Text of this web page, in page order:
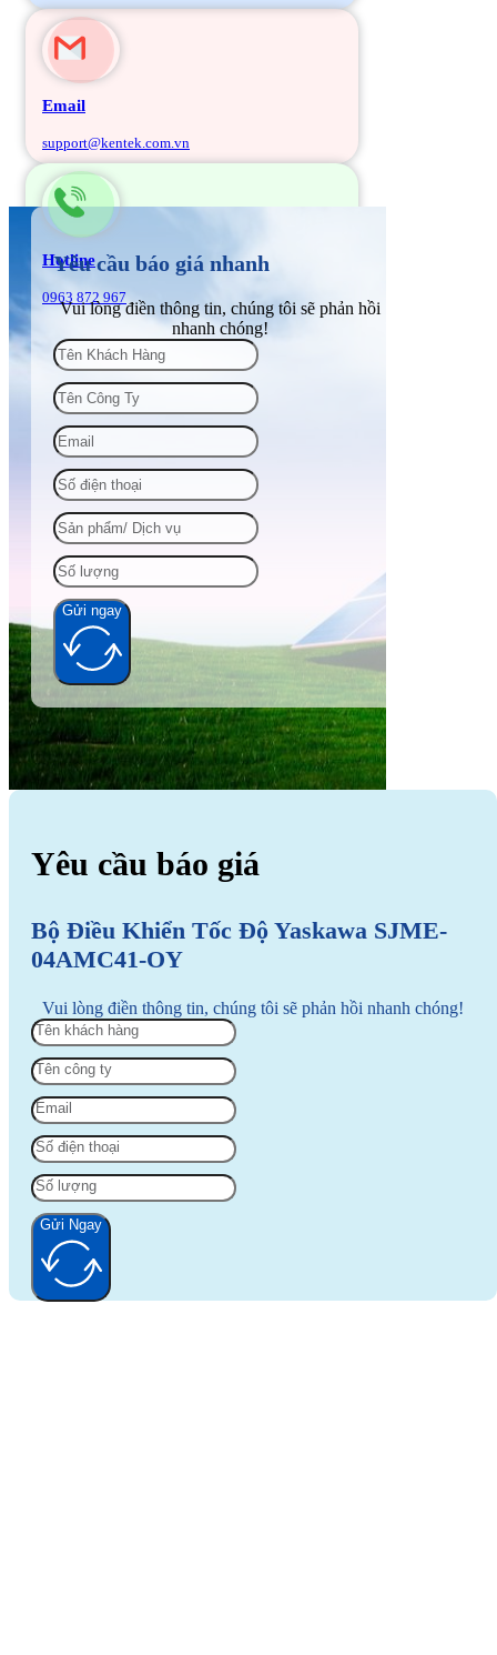
Email
support@kentek.com.vn
Hotline
0963 872 967
Yêu cầu báo giá nhanh
Vui lòng điền thông tin, chúng tôi sẽ phản hồi
nhanh chóng!
Gửi ngay
Yêu cầu báo giá
Bộ Điều Khiển Tốc Độ Yaskawa SJME-
04AMC41-OY
Vui lòng điền thông tin, chúng tôi sẽ phản hồi nhanh chóng!
Gửi Ngay